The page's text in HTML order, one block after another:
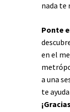
nada te
Ponte
en el
a una
te